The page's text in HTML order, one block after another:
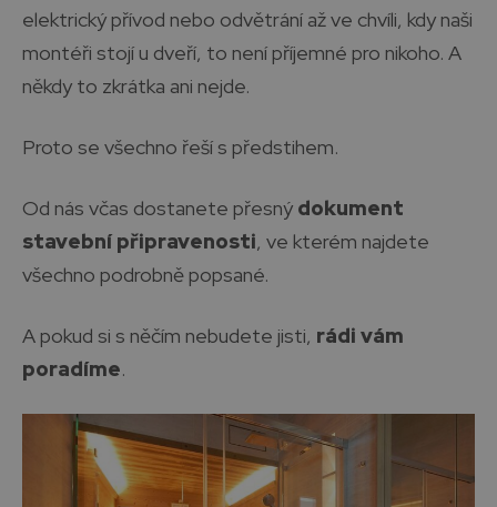
elektrický přívod nebo odvětrání až ve chvíli, kdy naši
montéři stojí u dveří, to není příjemné pro nikoho. A
někdy to zkrátka ani nejde.
Proto se všechno řeší s předstihem.
Od nás včas dostanete přesný dokument
stavební připravenosti, ve kterém najdete
všechno podrobně popsané.
A pokud si s něčím nebudete jisti, rádi vám
poradíme.